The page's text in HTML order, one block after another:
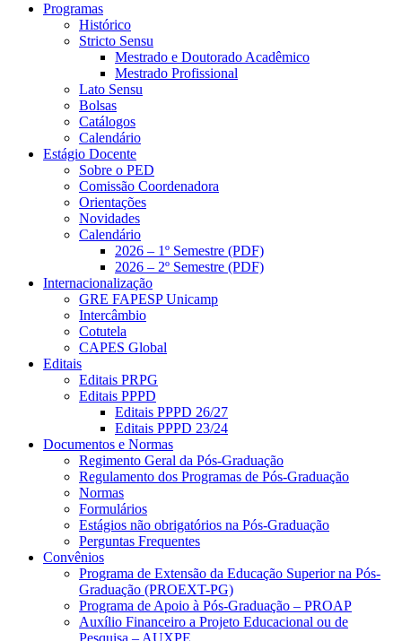
Programas
Histórico
Stricto Sensu
Mestrado e Doutorado Acadêmico
Mestrado Profissional
Lato Sensu
Bolsas
Catálogos
Calendário
Estágio Docente
Sobre o PED
Comissão Coordenadora
Orientações
Novidades
Calendário
2026 – 1º Semestre (PDF)
2026 – 2º Semestre (PDF)
Internacionalização
GRE FAPESP Unicamp
Intercâmbio
Cotutela
CAPES Global
Editais
Editais PRPG
Editais PPPD
Editais PPPD 26/27
Editais PPPD 23/24
Documentos e Normas
Regimento Geral da Pós-Graduação
Regulamento dos Programas de Pós-Graduação
Normas
Formulários
Estágios não obrigatórios na Pós-Graduação
Perguntas Frequentes
Convênios
Programa de Extensão da Educação Superior na Pós-
Graduação (PROEXT-PG)
Programa de Apoio à Pós-Graduação – PROAP
Auxílio Financeiro a Projeto Educacional ou de
Pesquisa – AUXPE